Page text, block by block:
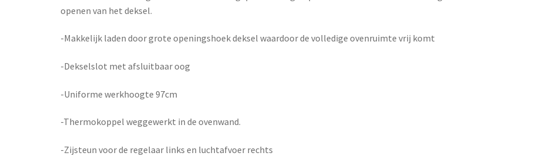
openen van het deksel.
-Makkelijk laden door grote openingshoek deksel waardoor de volledige ovenruimte vrij komt
-Dekselslot met afsluitbaar oog
-Uniforme werkhoogte 97cm
-Thermokoppel weggewerkt in de ovenwand.
-Zijsteun voor de regelaar links en luchtafvoer rechts